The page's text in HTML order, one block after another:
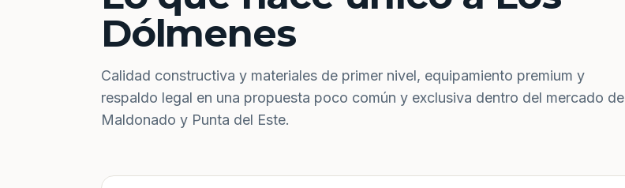
Dólmenes
Calidad constructiva y materiales de primer nivel, equipamiento premium y
respaldo legal en una propuesta poco común y exclusiva dentro del mercado de
Maldonado y Punta del Este.